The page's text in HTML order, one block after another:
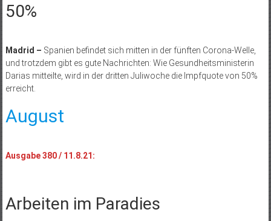
50%
Madrid – Spanien befindet sich mitten in der fünften Corona-Welle,
und trotzdem gibt es gute Nachrichten: Wie Gesundheitsministerin
Darias mitteilte, wird in der dritten Juliwoche die Impfquote von 50%
erreicht.
August
Ausgabe 380 / 11.8.21:
Arbeiten im Paradies